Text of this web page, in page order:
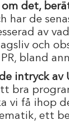
det,
har de
av
och
bland
intryck av
bra
vi få ihop
ett